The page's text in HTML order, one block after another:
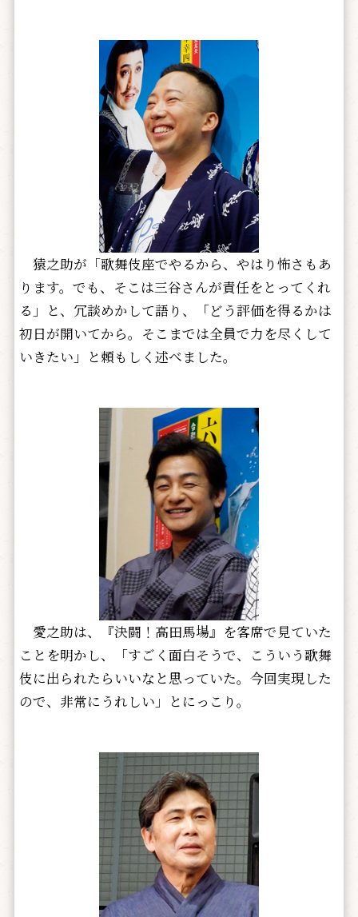
猿之助が「歌舞伎座でやるから、やはり怖さもあ
ります。でも、そこは三谷さんが責任をとってくれ
る」と、冗談めかして語り、「どう評価を得るかは
初日が開いてから。そこまでは全員で力を尽くして
いきたい」と頼もしく述べました。
愛之助は、『決闘！高田馬場』を客席で見ていた
ことを明かし、「すごく面白そうで、こういう歌舞
伎に出られたらいいなと思っていた。今回実現した
ので、非常にうれしい」とにっこり。